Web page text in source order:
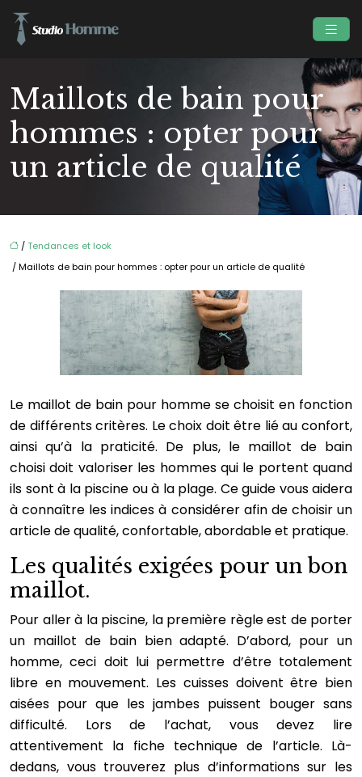
Maillots de bain pour
hommes : opter pour
un article de qualité
/Tendances et look
/ Maillots de bain pour hommes : opter pour un article de qualité
Le maillot de bain pour homme se choisit en fonction
de différents critères. Le choix doit être lié au confort,
ainsi qu’à la praticité. De plus, le maillot de bain
choisi doit valoriser les hommes qui le portent quand
ils sont à la piscine ou à la plage. Ce guide vous aidera
à connaître les indices à considérer afin de choisir un
article de qualité, confortable, abordable et pratique.
Les qualités exigées pour un bon
maillot.
Pour aller à la piscine, la première règle est de porter
un maillot de bain bien adapté. D’abord, pour un
homme, ceci doit lui permettre d’être totalement
libre en mouvement. Les cuisses doivent être bien
aisées pour que les jambes puissent bouger sans
difficulté. Lors de l’achat, vous devez lire
attentivement la fiche technique de l’article. Là-
dedans, vous trouverez plus d’informations sur les